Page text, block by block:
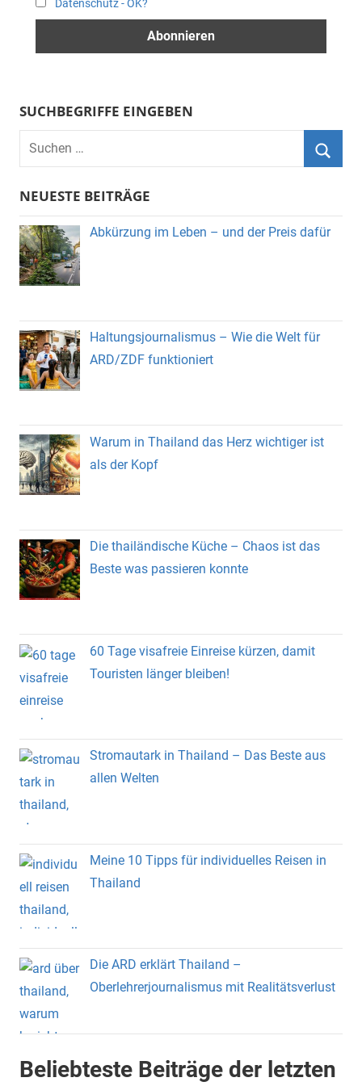
Datenschutz - OK?
SUCHBEGRIFFE EINGEBEN
Suchen
nach:
NEUESTE BEITRÄGE
Abkürzung im Leben – und der Preis dafür
Haltungsjournalismus – Wie die Welt für
ARD/ZDF funktioniert
Warum in Thailand das Herz wichtiger ist
als der Kopf
Die thailändische Küche – Chaos ist das
Beste was passieren konnte
60 Tage visafreie Einreise kürzen, damit
Touristen länger bleiben!
Stromautark in Thailand – Das Beste aus
allen Welten
Meine 10 Tipps für individuelles Reisen in
Thailand
Die ARD erklärt Thailand –
Oberlehrerjournalismus mit Realitätsverlust
Beliebteste Beiträge der letzten